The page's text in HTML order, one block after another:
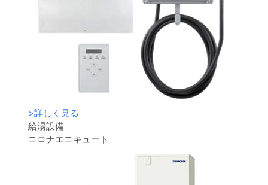
>詳しく見る
給湯設備
コロナエコキュート